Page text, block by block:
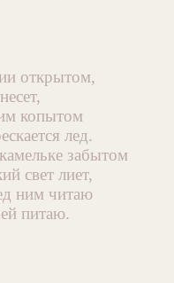
открытом,
копытом
лед.
забытом
свет лиет,
ним читаю
питаю.